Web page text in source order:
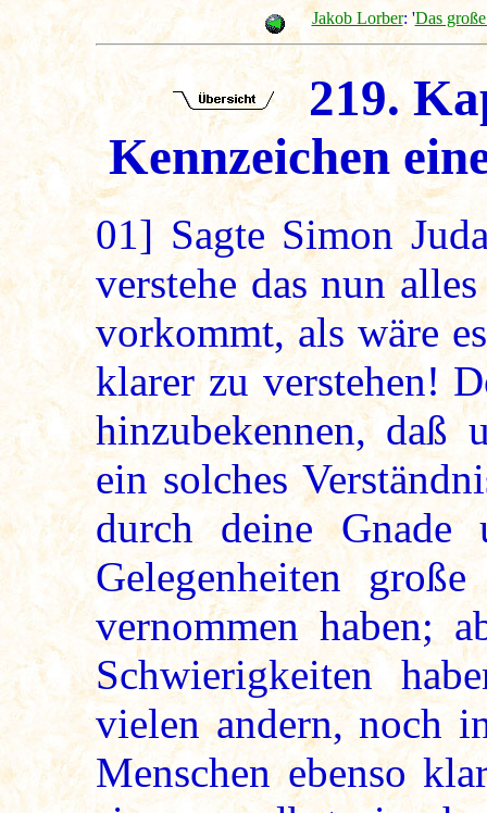
Jakob Lorber: 'Das
219.
Kennzeichen
01] Sagte Simon
verstehe das nun
vorkommt, als wäre
klarer zu verstehen!
hinzubekennen, daß
ein solches
durch deine
Gelegenheiten
vernommen haben;
Schwierigkeiten
vielen andern, noch
Menschen ebenso